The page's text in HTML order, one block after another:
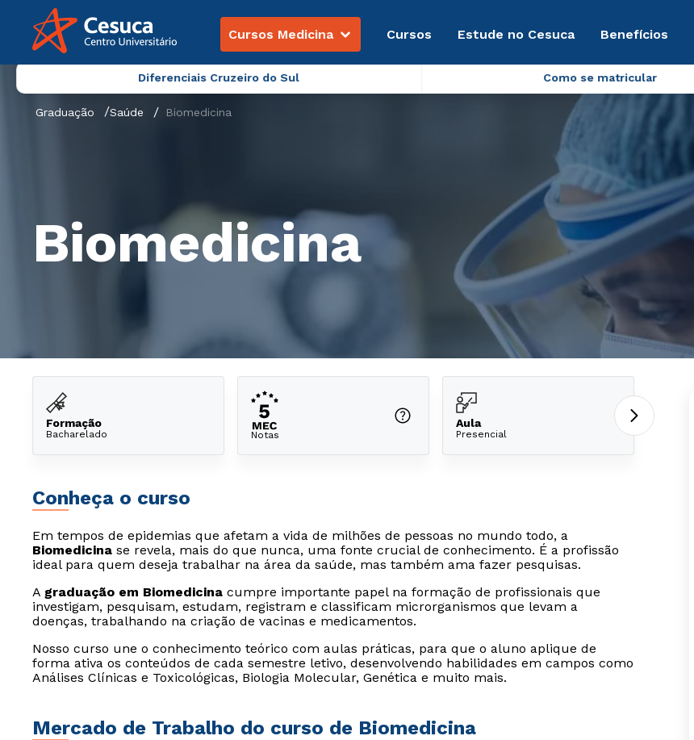
Cursos Medicina Cursos Estude no Cesuca Benefícios
Diferenciais Cruzeiro do Sul Como se matricular
Graduação Saúde Biomedicina
Biomedicina
Formação
Bacharelado Notas
Aula
Presencial
Conheça o curso
Em tempos de epidemias que afetam a vida de milhões de pessoas no mundo todo, a
Biomedicina se revela, mais do que nunca, uma fonte crucial de conhecimento. É a profissão
ideal para quem deseja trabalhar na área da saúde, mas também ama fazer pesquisas.
A graduação em Biomedicina cumpre importante papel na formação de profissionais que
investigam, pesquisam, estudam, registram e classificam microrganismos que levam a
doenças, trabalhando na criação de vacinas e medicamentos.
Nosso curso une o conhecimento teórico com aulas práticas, para que o aluno aplique de
forma ativa os conteúdos de cada semestre letivo, desenvolvendo habilidades em campos como
Análises Clínicas e Toxicológicas, Biologia Molecular, Genética e muito mais.
Mercado de Trabalho do curso de Biomedicina